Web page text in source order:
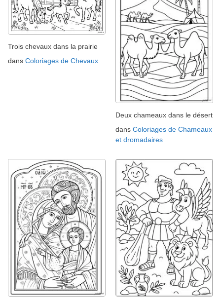
Trois chevaux dans la prairie
dans Coloriages de Chevaux
Deux chameaux dans le désert
dans Coloriages de Chameaux
et dromadaires